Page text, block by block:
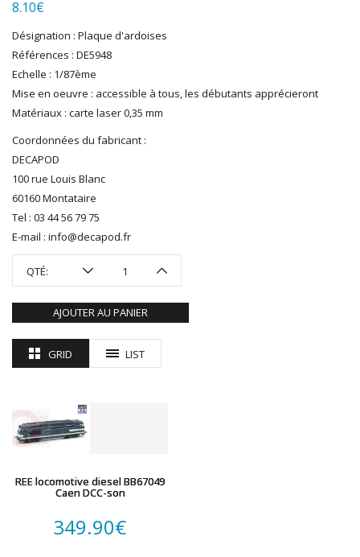
MAKETTE
MARLKIN
MKD
NOREV
NOVATEUR MODELES
PECO
PG mini
PIKO
PN SUD MODELISME
PREISER
PRINCE AUGUST
R37
REDUTEX
REE
RÉGIONS ET COMPAGNIES
ROCO
TAMIYA
TORTOISE
Trains-O-Matic
VIESSMANN
8.10€
Désignation : Plaque d'ardoises
Références : DE5948
Echelle : 1/87ème
Mise en oeuvre : accessible à tous, les débutants apprécieront
Matériaux : carte laser 0,35 mm
Coordonnées du fabricant :
DECAPOD
100 rue Louis Blanc
60160 Montataire
Tel : 03 44 56 79 75
E-mail : info@decapod.fr
QTÉ:
AJOUTER AU PANIER
GRID LIST
REE locomotive diesel BB67049
Caen DCC-son
349.90€